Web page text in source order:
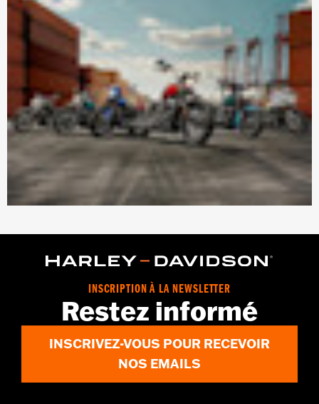
INSCRIPTION À LA NEWSLETTER
Restez informé
INSCRIVEZ-VOUS POUR RECEVOIR
NOS EMAILS